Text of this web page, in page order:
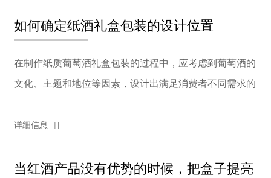
如何确定纸酒礼盒包装的设计位置
在制作纸质葡萄酒礼盒包装的过程中，应考虑到葡萄酒的
文化、主题和地位等因素，设计出满足消费者不同需求的
包装。一个成功的纸酒礼盒，其包装风格应直接符合其产
品定位，满足目标消费者的需求，符合品牌的企业理
详细信息
当红酒产品没有优势的时候，把盒子提亮